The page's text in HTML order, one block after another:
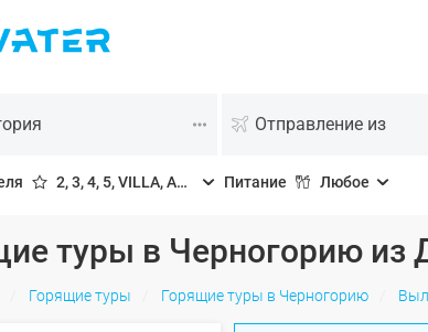
Отправление из
2, 3, 4, 5, VILLA, APP Питание Любое
туры в Черногорию из
Горящие туры Горящие туры в Черногорию